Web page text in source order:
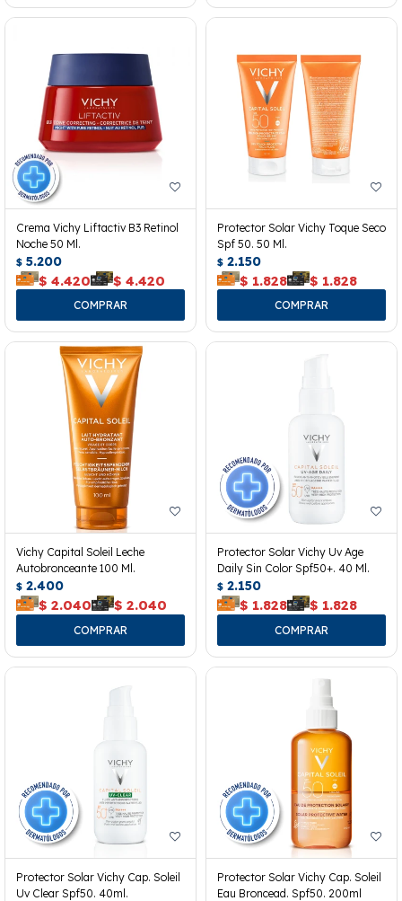
Crema Vichy Liftactiv B3 Retinol
Noche 50 Ml.
$ 5.200
$ 4.420 $ 4.420
Protector Solar Vichy Toque Seco
Spf 50. 50 Ml.
$ 2.150
$ 1.828 $ 1.828
Vichy Capital Soleil Leche
Autobronceante 100 Ml.
$ 2.400
$ 2.040 $ 2.040
Protector Solar Vichy Uv Age
Daily Sin Color Spf50+. 40 Ml.
$ 2.150
$ 1.828 $ 1.828
Protector Solar Vichy Cap. Soleil
Uv Clear Spf50. 40ml.
Protector Solar Vichy Cap. Soleil
Eau Broncead. Spf50. 200ml